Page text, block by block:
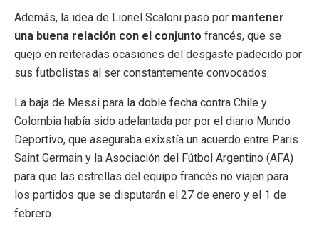
Además, la idea de Lionel Scaloni pasó por mantener
una buena relación con el conjunto francés, que se
quejó en reiteradas ocasiones del desgaste padecido por
sus futbolistas al ser constantemente convocados.
La baja de Messi para la doble fecha contra Chile y
Colombia había sido adelantada por por el diario Mundo
Deportivo, que aseguraba exixstía un acuerdo entre Paris
Saint Germain y la Asociación del Fútbol Argentino (AFA)
para que las estrellas del equipo francés no viajen para
los partidos que se disputarán el 27 de enero y el 1 de
febrero.